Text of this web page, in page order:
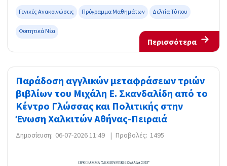
Γενικές Ανακοινώσεις Πρόγραμμα Μαθημάτων Δελτία Τύπου
Φοιτητικά Νέα
Περισσότερα
Παράδοση αγγλικών μεταφράσεων τριών
βιβλίων του Μιχάλη Ε. Σκανδαλίδη από το
Κέντρο Γλώσσας και Πολιτικής στην
Ένωση Χαλκιτών Αθήνας-Πειραιά
Δημοσίευση: 06-07-2026 11:49 | Προβολές: 1495